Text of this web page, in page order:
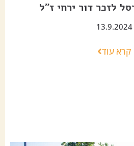
לזכר דור ירחי ז"ל
13.9.2024
קרא עוד